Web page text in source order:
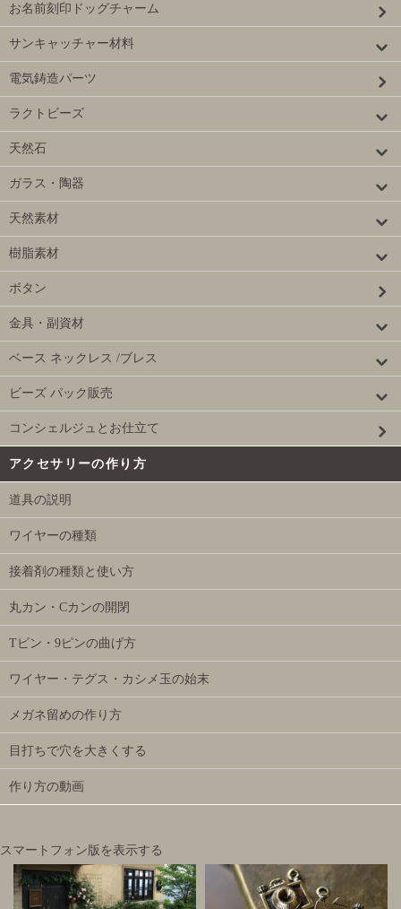
お名前刻印ドッグチャーム
サンキャッチャー材料
電気鋳造パーツ
ラクトビーズ
天然石
ガラス・陶器
天然素材
樹脂素材
ボタン
金具・副資材
ベース ネックレス /ブレス
ビーズ パック販売
コンシェルジュとお仕立て
アクセサリーの作り方
道具の説明
ワイヤーの種類
接着剤の種類と使い方
丸カン・Cカンの開閉
Tピン・9ピンの曲げ方
ワイヤー・テグス・カシメ玉の始末
メガネ留めの作り方
目打ちで穴を大きくする
作り方の動画
スマートフォン版を表示する